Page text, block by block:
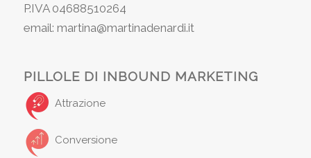
P.IVA 04688510264
email: martina@martinadenardi.it
PILLOLE DI INBOUND MARKETING
Attrazione
Conversione